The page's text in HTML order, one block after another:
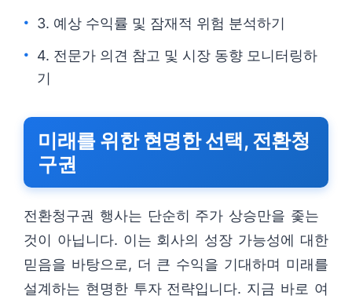
3. 예상 수익률 및 잠재적 위험 분석하기
4. 전문가 의견 참고 및 시장 동향 모니터링하
기
미래를 위한 현명한 선택, 전환청
구권
전환청구권 행사는 단순히 주가 상승만을 좇는
것이 아닙니다. 이는 회사의 성장 가능성에 대한
믿음을 바탕으로, 더 큰 수익을 기대하며 미래를
설계하는 현명한 투자 전략입니다. 지금 바로 여